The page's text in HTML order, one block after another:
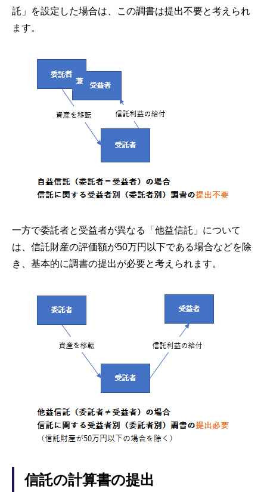
託」を設定した場合は、この調書は提出不要と考えられ
ます。
一方で委託者と受益者が異なる「他益信託」について
は、信託財産の評価額が50万円以下である場合などを除
き、基本的に調書の提出が必要と考えられます。
信託の計算書の提出